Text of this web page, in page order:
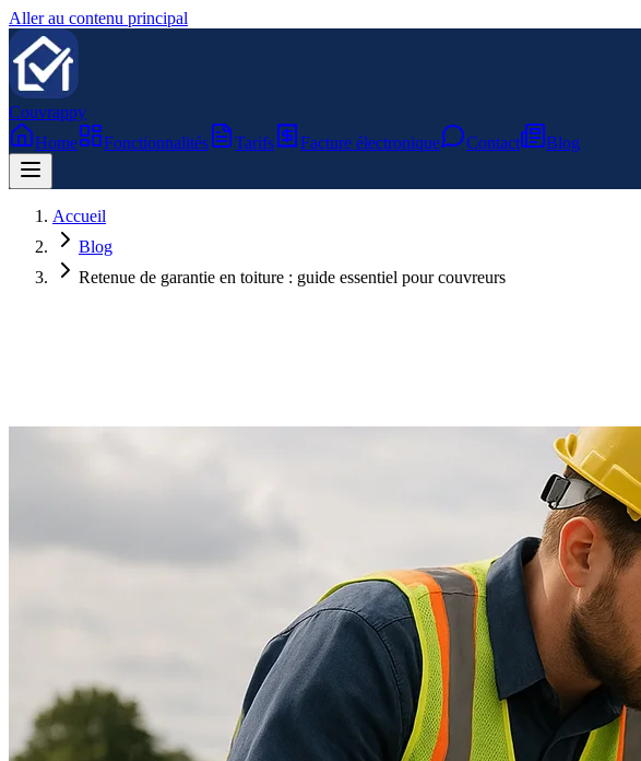
Aller au contenu principal
Couvrappy
Home
Fonctionnalités Tarifs Facture électronique Contact Blog
Accueil
Blog
Retenue de garantie en toiture : guide essentiel pour couvreurs